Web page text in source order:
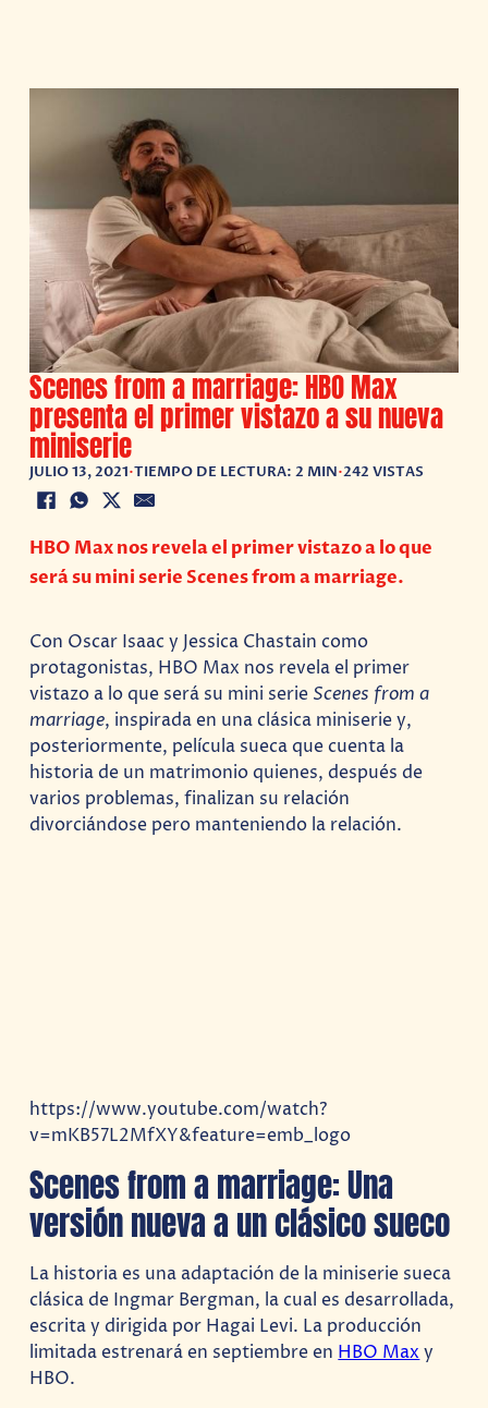
Scenes from a marriage: HBO Max
presenta el primer vistazo a su nueva
miniserie
JULIO 13, 2021•TIEMPO DE LECTURA: 2 MIN•242 VISTAS
HBO Max nos revela el primer vistazo a lo que
será su mini serie Scenes from a marriage.
Con Oscar Isaac y Jessica Chastain como
protagonistas, HBO Max nos revela el primer
vistazo a lo que será su mini serie Scenes from a
marriage, inspirada en una clásica miniserie y,
posteriormente, película sueca que cuenta la
historia de un matrimonio quienes, después de
varios problemas, finalizan su relación
divorciándose pero manteniendo la relación.
https://www.youtube.com/watch?
v=mKB57L2MfXY&feature=emb_logo
Scenes from a marriage: Una
versión nueva a un clásico sueco
La historia es una adaptación de la miniserie sueca
clásica de Ingmar Bergman, la cual es desarrollada,
escrita y dirigida por Hagai Levi. La producción
limitada estrenará en septiembre en HBO Max y
HBO.